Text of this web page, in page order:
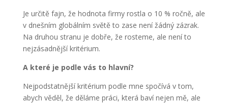
Je určitě fajn, že hodnota firmy rostla o 10 % ročně, ale
v dnešním globálním světě to zase není žádný zázrak.
Na druhou stranu je dobře, že rosteme, ale není to
nejzásadnější kritérium.
A které je podle vás to hlavní?
Nejpodstatnější kritérium podle mne spočívá v tom,
abych věděl, že děláme práci, která baví nejen mě, ale